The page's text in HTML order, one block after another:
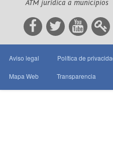
ATM jurídica a municipios
Aviso legal Política de
Mapa Web Transparencia